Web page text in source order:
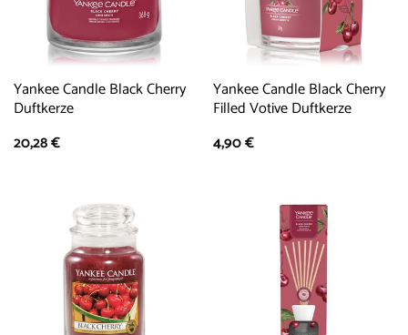
Yankee Candle Black Cherry
Duftkerze
20,28€
Yankee Candle Black Cherry
Filled Votive Duftkerze
4,90€